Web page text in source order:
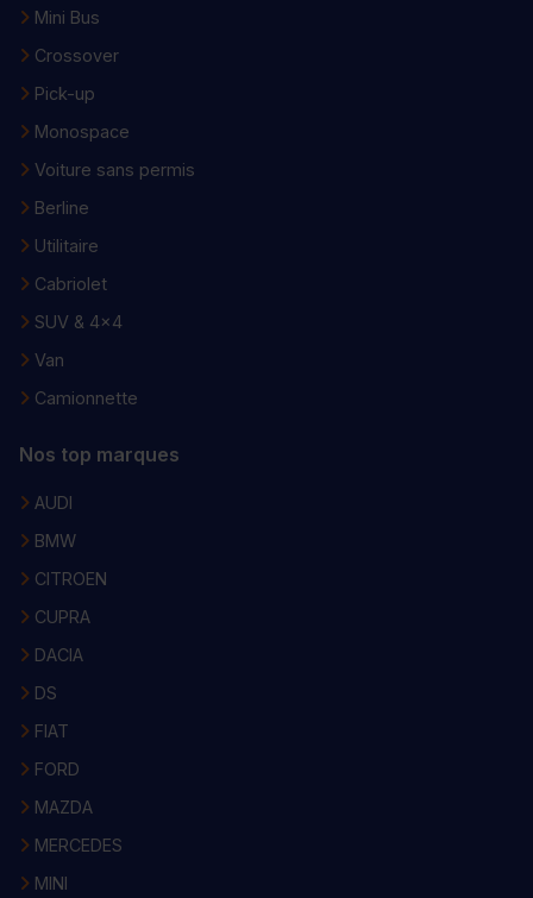
Mini Bus
Crossover
Pick-up
Monospace
Voiture sans permis
Berline
Utilitaire
Cabriolet
SUV & 4x4
Van
Camionnette
Nos top marques
AUDI
BMW
CITROEN
CUPRA
DACIA
DS
FIAT
FORD
MAZDA
MERCEDES
MINI